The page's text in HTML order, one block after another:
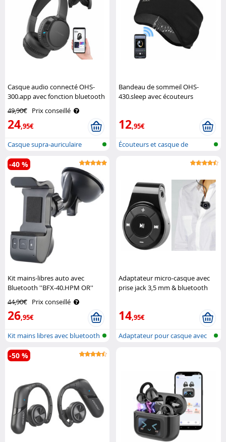
Casque audio connecté OHS-
300.app avec fonction bluetooth
49,90€ Prix conseillé
24,95€
Casque supra-auriculaire
intelligen..
Bandeau de sommeil OHS-
430.sleep avec écouteurs
12,95€
Écouteurs et casque de
Kit mains-libres auto avec
Bluetooth ''BFX-40.HPM OR''
44,90€ Prix conseillé
26,95€
-40 %
Kit mains libres avec bluetooth
Adaptateur micro-casque avec
prise jack 3,5 mm & bluetooth
14,95€
Adaptateur pour casque avec
-50 %